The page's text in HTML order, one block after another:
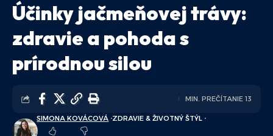
Účinky jačmeňovej trávy:
zdravie a pohoda s
prírodnou silou
SIMONA KOVÁCOVÁ ZDRAVIE & ŽIVOTNÝ ŠTÝL
MIN. PREČÍTANIE 13